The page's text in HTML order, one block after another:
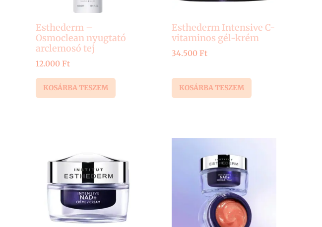
Esthederm –
Osmoclean nyugtató
arclemosó tej
12.000 Ft
KOSÁRBA TESZEM
Esthederm Intensive C-
vitaminos gél-krém
34.500 Ft
KOSÁRBA TESZEM